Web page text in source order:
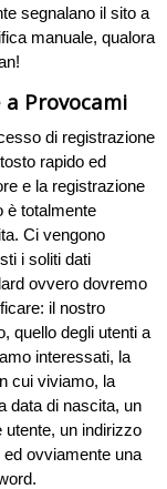
segnalano il sito a
manuale, qualora
Provocami
di registrazione
rapido ed
e la registrazione
è totalmente
Ci vengono
i soliti dati
ovvero dovremo
il nostro
quello degli utenti a
interessati, la
cui viviamo, la
data di nascita, un
utente, un indirizzo
ed ovviamente una